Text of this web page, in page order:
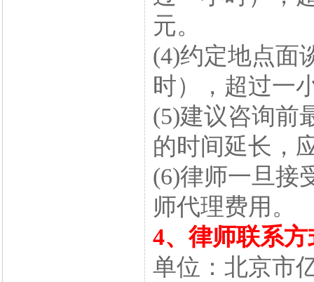
元。
(4)约定地点面
时），超过一
(5)建议咨询前
的时间延长，
(6)律师一旦接
师代理费用。
4、律师联系方
单位：北京市